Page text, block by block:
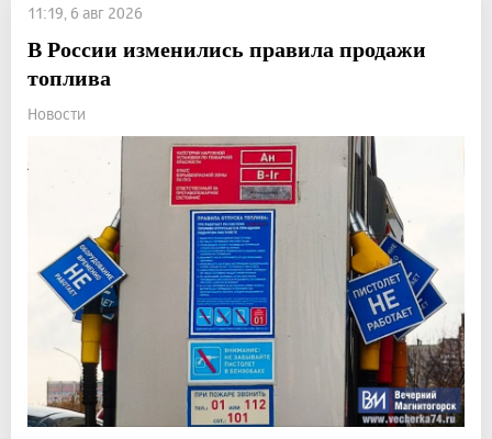
11:19, 6 авг 2026
В России изменились правила продажи
топлива
Новости